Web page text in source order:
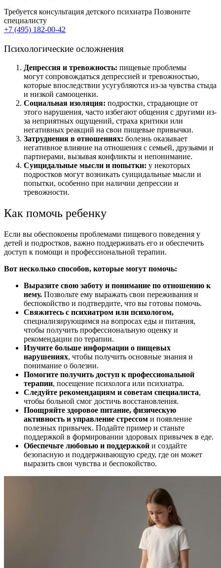
Требуется консультация детского психиатра Позвоните
специалисту
+7 (495) 182-00-42
Психологические осложнения
Депрессия и тревожность: пищевые проблемы
могут сопровождаться депрессией и тревожностью,
которые впоследствии усугубляются из-за чувства стыда
и низкой самооценки.
Социальная изоляция: подростки, страдающие от
этого нарушения, часто избегают общения с другими из-
за неприятных ощущений, страха критики или
негативных реакций на свои пищевые привычки.
Затруднения в отношениях: болезнь оказывает
негативное влияние на отношения с семьей, друзьями и
партнерами, вызывая конфликты и непонимание.
Суицидальные мысли и попытки: у некоторых
подростков могут возникать суицидальные мысли и
попытки, особенно при наличии депрессии и
тревожности.
Как помочь ребенку
Если вы обеспокоены проблемами пищевого поведения у
детей и подростков, важно поддерживать его и обеспечить
доступ к помощи и профессиональной терапии.
Вот несколько способов, которые могут помочь:
Выразите свою заботу и понимание по отношению к
нему. Позвольте ему выражать свои переживания и
беспокойство и подтвердите, что вы готовы помочь.
Свяжитесь с психиатром или психологом,
специализирующимся на вопросах еды и питания,
чтобы получить профессиональную оценку и
рекомендации по терапии.
Изучите больше информации о пищевых
нарушениях, чтобы получить основные знания и
понимание о болезни.
Помогите получить доступ к профессиональной
терапии, посещение психолога или психиатра.
Следуйте рекомендациям и советам специалиста,
чтобы больной смог достичь восстановления.
Поощряйте здоровое питание, физическую
активность и управление стрессом и появление
полезных привычек. Подайте пример и станьте
поддержкой в формировании здоровых привычек в еде.
Обеспечьте любовью и поддержкой и создайте
безопасную и поддерживающую среду, где он может
выразить свои чувства и беспокойство.